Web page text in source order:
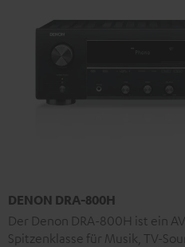
DENON DRA-800H
Der Denon DRA-800H ist ein
Spitzenklasse für Musik, TV-